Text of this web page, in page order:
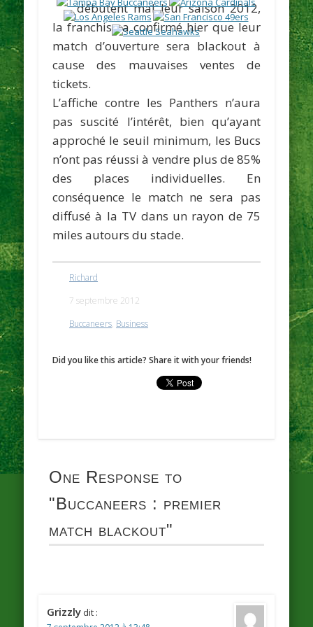
débutent mal leur saison 2012,
la franchise a confirmé hier que leur
match d’ouverture sera blackout à
cause des mauvaises ventes de
tickets.
L’affiche contre les Panthers n’aura
pas suscité l’intérêt, bien qu’ayant
approché le seuil minimum, les Bucs
n’ont pas réussi à vendre plus de 85%
des places individuelles. En
conséquence le match ne sera pas
diffusé à la TV dans un rayon de 75
miles autours du stade.
Richard
7 septembre 2012
Buccaneers, Business
Did you like this article? Share it with your friends!
One Response to
"Buccaneers : premier
match blackout"
Grizzly dit :